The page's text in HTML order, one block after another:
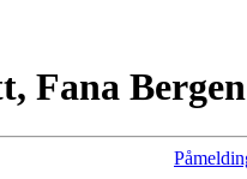
Fana Bergen